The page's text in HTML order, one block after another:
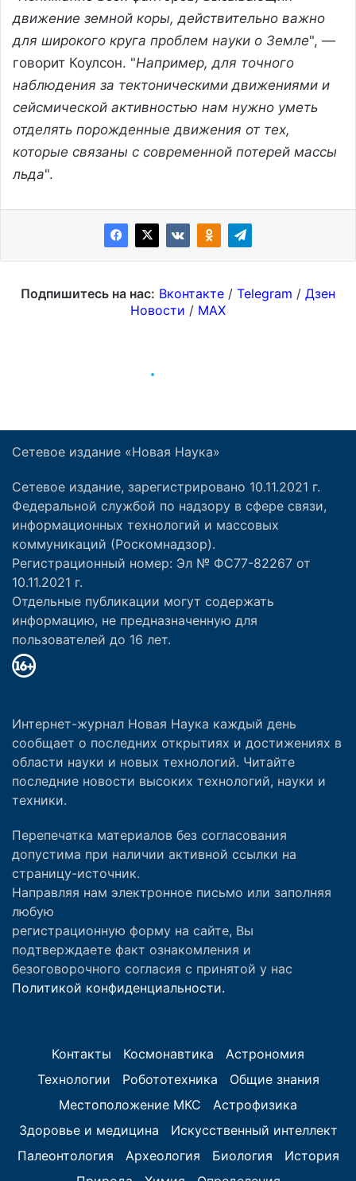
Сетевое издание «Новая Наука»
Сетевое издание, зарегистрировано 10.11.2021 г.
Федеральной службой по надзору в сфере связи,
информационных технологий и массовых
коммуникаций (Роскомнадзор).
Регистрационный номер: Эл № ФС77-82267 от
10.11.2021 г.
Отдельные публикации могут содержать
информацию, не предназначенную для
пользователей до 16 лет.
Интернет-журнал Новая Наука каждый день
сообщает о последних открытиях и достижениях в
области науки и новых технологий. Читайте
последние новости высоких технологий, науки и
техники.
Перепечатка материалов без согласования
допустима при наличии активной ссылки на
страницу-источник.
Направляя нам электронное письмо или заполняя
любую
регистрационную форму на сайте, Вы
подтверждаете факт ознакомления и
безоговорочного согласия с принятой у нас
Политикой конфиденциальности.
Контакты Космонавтика
Астрономия
Технологии
Робототехника
Общие знания
Местоположение МКС
Астрофизика
Здоровье и медицина
Искусственный интеллект
Палеонтология
Археология Биология
История